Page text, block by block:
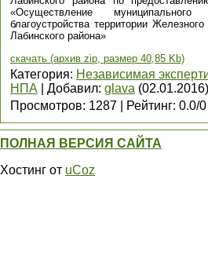
«Осуществление
благоустройства территории
Лабинского района»
скачать (архив zip, размер 40,85 Kb)
Категория: Независимая
НПА
Добавил: glava (02.01.2016)
Просмотров: 1287 Рейтинг: 0.0/0
ПОЛНАЯ ВЕРСИЯ САЙТА
Хостинг от uCoz